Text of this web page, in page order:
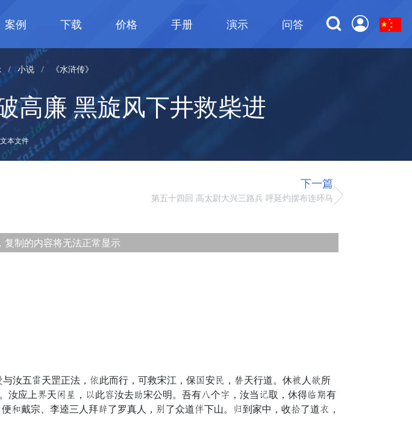
案例 下载 价格 手册 演示 问答
/ 小说 / 《水浒传》
高廉 黑旋风下井救柴进
文本文件
下一篇
第五十四回 高太尉大兴三路兵 呼延灼摆布连环马
制的内容将无法正常显示
五化天罡正法，宽此而行，可救宋江，保未安征，失天行道。休架人露所
应上句天梦扬，闭此惯汝去铃宋公明。吾有碧个焰，汝当柳取，休得云粗有
题戴宗、李逵三人拜库了罗真人，雁了众道扫下山。挥到家中，收禁了道微，